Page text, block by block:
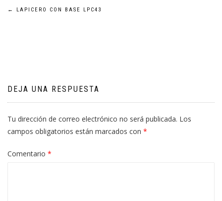
Navegación
← LAPICERO CON BASE LPC43
DEJA UNA RESPUESTA
Tu dirección de correo electrónico no será publicada. Los
campos obligatorios están marcados con *
Comentario *